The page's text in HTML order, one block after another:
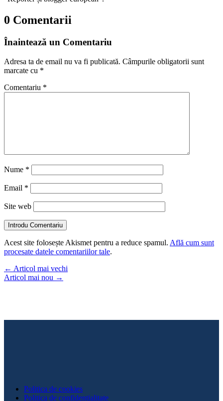
0 Comentarii
Înaintează un Comentariu
Adresa ta de email nu va fi publicată. Câmpurile obligatorii sunt
marcate cu *
Comentariu *
Nume *
Email *
Site web
Introdu Comentariu
Acest site folosește Akismet pentru a reduce spamul. Află cum sunt
procesate datele comentariilor tale.
← Articol mai vechi
Articol mai nou →
Politica de cookies
Politica de confidențialitate